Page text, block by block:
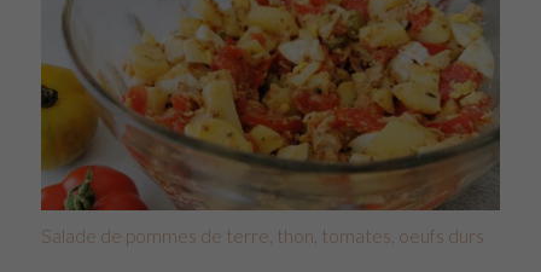
Salade de pommes de terre, thon, tomates, oeufs durs